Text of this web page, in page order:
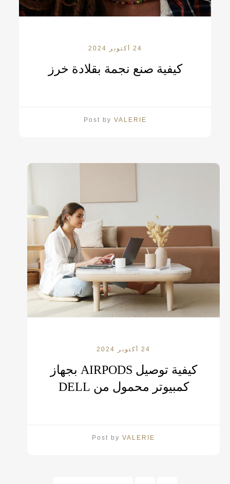
24 أكتوبر 2024
كيفية صنع نجمة بقلادة خرز
Post by VALERIE
24 أكتوبر 2024
كيفية توصيل AIRPODS بجهاز
كمبيوتر محمول من DELL
Post by VALERIE